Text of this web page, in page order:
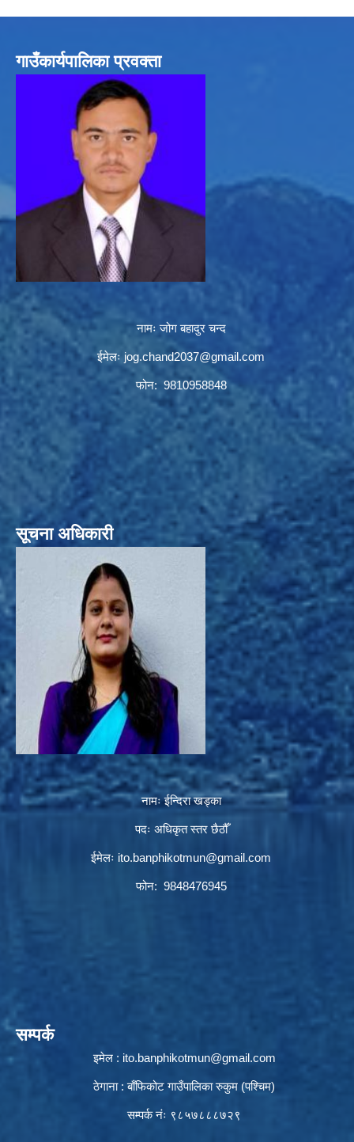
गाउँकार्यपालिका प्रवक्ता
नामः जोग बहादुर चन्द
ईमेलः jog.chand2037@gmail.com
फोन: 9810958848
सूचना अधिकारी
नामः ईन्दिरा खड्का
पदः अधिकृत स्तर छैठौँ
ईमेलः ito.banphikotmun@gmail.com
फोन: 9848476945
सम्पर्क
इमेल : ito.banphikotmun@gmail.com
ठेगाना : बाँफिकोट गाउँपालिका रुकुम (पश्चिम)
सम्पर्क नंः ९८५७८८८७२९